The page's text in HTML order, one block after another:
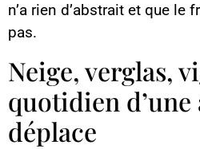
n’a rien d’abstrait et que le
pas.
Neige, verglas,
quotidien
déplace